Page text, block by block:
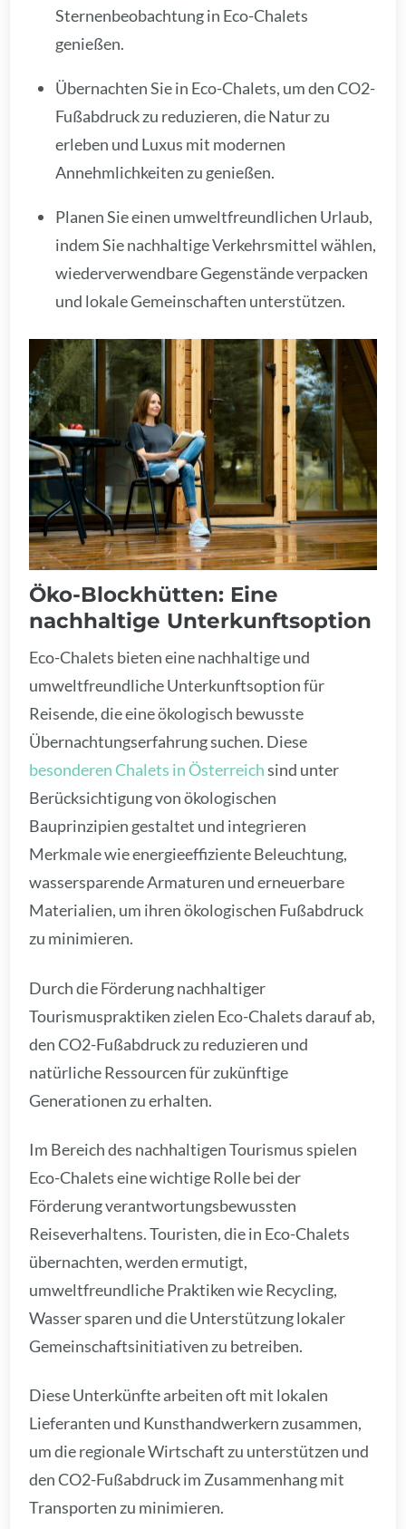
Sternenbeobachtung in Eco-Chalets
genießen.
Übernachten Sie in Eco-Chalets, um den CO2-
Fußabdruck zu reduzieren, die Natur zu
erleben und Luxus mit modernen
Annehmlichkeiten zu genießen.
Planen Sie einen umweltfreundlichen Urlaub,
indem Sie nachhaltige Verkehrsmittel wählen,
wiederverwendbare Gegenstände verpacken
und lokale Gemeinschaften unterstützen.
Öko-Blockhütten: Eine
nachhaltige Unterkunftsoption
Eco-Chalets bieten eine nachhaltige und
umweltfreundliche Unterkunftsoption für
Reisende, die eine ökologisch bewusste
Übernachtungserfahrung suchen. Diese
besonderen Chalets in Österreichsind unter
Berücksichtigung von ökologischen
Bauprinzipien gestaltet und integrieren
Merkmale wie energieeffiziente Beleuchtung,
wassersparende Armaturen und erneuerbare
Materialien, um ihren ökologischen Fußabdruck
zu minimieren.
Durch die Förderung nachhaltiger
Tourismuspraktiken zielen Eco-Chalets darauf ab,
den CO2-Fußabdruck zu reduzieren und
natürliche Ressourcen für zukünftige
Generationen zu erhalten.
Im Bereich des nachhaltigen Tourismus spielen
Eco-Chalets eine wichtige Rolle bei der
Förderung verantwortungsbewussten
Reiseverhaltens. Touristen, die in Eco-Chalets
übernachten, werden ermutigt,
umweltfreundliche Praktiken wie Recycling,
Wasser sparen und die Unterstützung lokaler
Gemeinschaftsinitiativen zu betreiben.
Diese Unterkünfte arbeiten oft mit lokalen
Lieferanten und Kunsthandwerkern zusammen,
um die regionale Wirtschaft zu unterstützen und
den CO2-Fußabdruck im Zusammenhang mit
Transporten zu minimieren.